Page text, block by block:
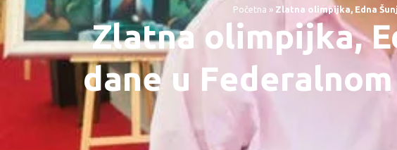
Početna » Zlatna olimpijka, Edna
Zlatna olimpijka,
dane u